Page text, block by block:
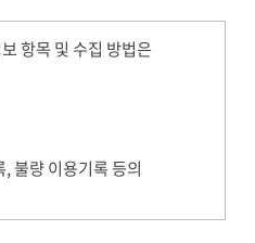
항목 및 수집 방법은
불량 이용기록 등의